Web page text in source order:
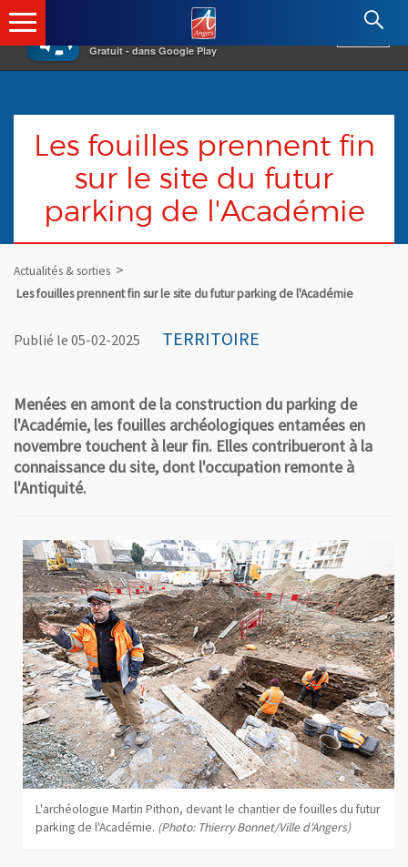
×
Gratuit - dans Google Play
Angers.fr : Retour à l'accueil
Les fouilles prennent fin
sur le site du futur
parking de l'Académie
Actualités & sorties
Les fouilles prennent fin sur le site du futur parking de l'Académie
Publié le 05-02-2025 TERRITOIRE
Menées en amont de la construction du parking de
l'Académie, les fouilles archéologiques entamées en
novembre touchent à leur fin. Elles contribueront à la
connaissance du site, dont l'occupation remonte à
l'Antiquité.
L'archéologue Martin Pithon, devant le chantier de fouilles du futur
parking de l'Académie. (Photo: Thierry Bonnet/Ville d'Angers)